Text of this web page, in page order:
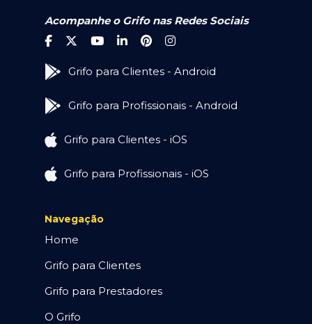
Acompanhe o Grifo nas Redes Sociais
Grifo para Clientes - Android
Grifo para Profissionais - Android
Grifo para Clientes - iOS
Grifo para Profissionais - iOS
Navegação
Home
Grifo para Clientes
Grifo para Prestadores
O Grifo